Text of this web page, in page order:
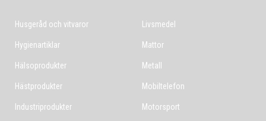
Husgeråd och vitvaror
Hygienartiklar
Hälsoprodukter
Hästprodukter
Industriprodukter
Livsmedel
Mattor
Metall
Mobiltelefon
Motorsport